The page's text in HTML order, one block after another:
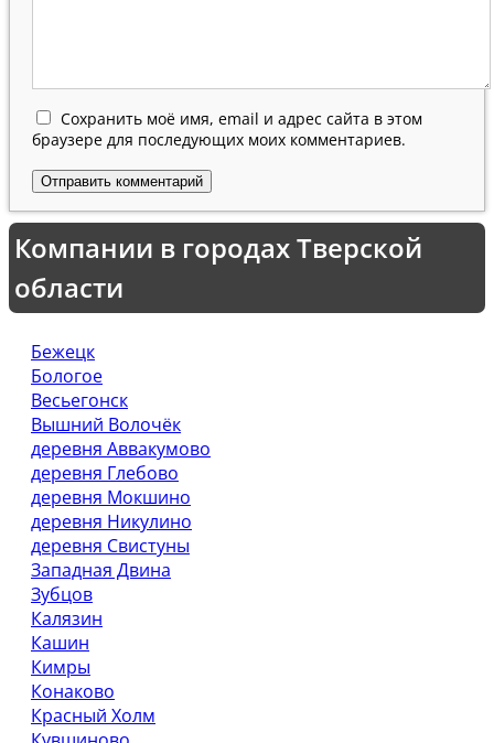
Сохранить моё имя, email и адрес сайта в этом
браузере для последующих моих комментариев.
Компании в городах Тверской
области
Бежецк
Бологое
Весьегонск
Вышний Волочёк
деревня Аввакумово
деревня Глебово
деревня Мокшино
деревня Никулино
деревня Свистуны
Западная Двина
Зубцов
Калязин
Кашин
Кимры
Конаково
Красный Холм